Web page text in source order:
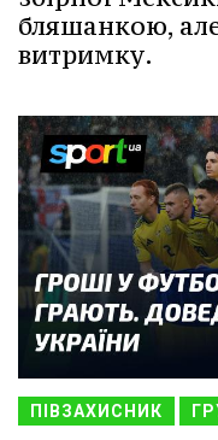
бляшанкою, але
витримку.
ПІВЗАХИСНИК